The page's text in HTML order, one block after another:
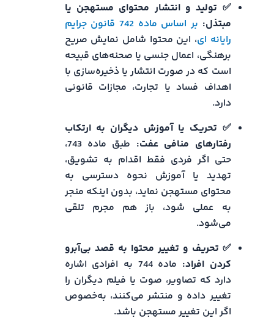
✅ تولید و انتشار محتوای مستهجن یا
مبتذل:
بر اساس ماده 742 قانون جرایم
رایانه ای، این محتوا شامل نمایش صریح
برهنگی، اعمال جنسی یا صحنه‌های قبیحه
است که در صورت انتشار یا ذخیره‌سازی با
اهداف فساد یا تجارت، مجازات‌ قانونی
دارد.
✅ تحریک یا آموزش دیگران به ارتکاب
رفتارهای منافی عفت:
طبق ماده 743،
حتی اگر فردی فقط اقدام به تشویق،
تهدید یا آموزش نحوه دسترسی به
محتوای مستهجن نماید، بدون اینکه منجر
به عملی شود، باز هم مجرم تلقی
می‌شود.
✅ تحریف و تغییر محتوا به قصد بی‌آبرو
کردن افراد:
ماده 744 به افرادی اشاره
دارد که تصاویر، صوت یا فیلم دیگران را
تغییر داده و منتشر می‌کنند، به‌خصوص
اگر این تغییر مستهجن باشد.